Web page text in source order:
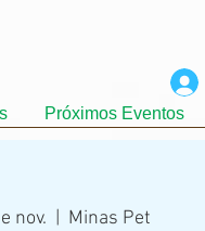
Próximos Eventos
nov. Minas Pet